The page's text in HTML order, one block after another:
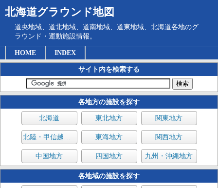
北海道グラウンド地図
道央地域、道北地域、道南地域、道東地域、北海道各地のグ
ラウンド・運動施設情報。
HOME INDEX
サイト内を検索する
各地方の施設を探す
北海道 東北地方 関東地方
北陸・甲信越地方 東海地方 関西地方
中国地方 四国地方 九州・沖縄地方
各地域の施設を探す